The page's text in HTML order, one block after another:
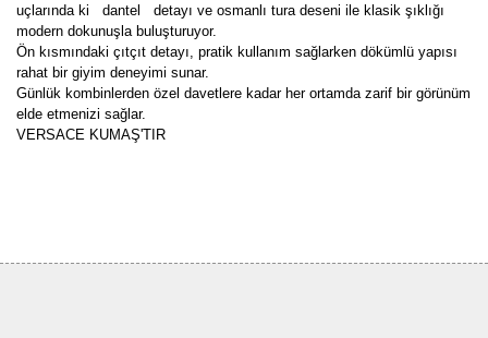
uçlarında ki dantel detayı ve osmanlı tura deseni ile klasik şıklığı
modern dokunuşla buluşturuyor.
Ön kısmındaki çıtçıt detayı, pratik kullanım sağlarken dökümlü yapısı
rahat bir giyim deneyimi sunar.
Günlük kombinlerden özel davetlere kadar her ortamda zarif bir görünüm
elde etmenizi sağlar.
VERSACE KUMAŞ'TIR